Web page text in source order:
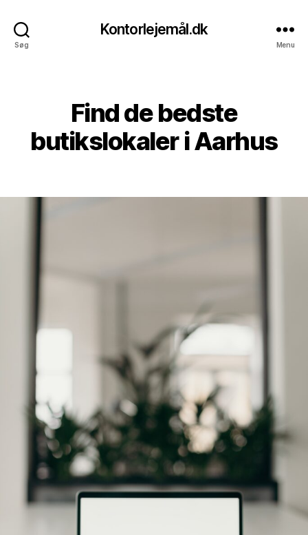
Søg
Kontorlejemål.dk
Menu
Kategorier
Find de bedste
butikslokaler i Aarhus